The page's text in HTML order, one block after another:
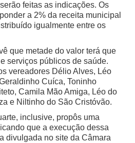
feitas as indicações. Os
a 2% da receita municipal
igualmente entre os
que metade do valor terá que
serviços públicos de saúde.
vereadores Délio Alves, Léo
Cuíca, Toninho
Camila Mão Amiga, Léo do
e Niltinho do São Cristóvão.
inclusive, propôs uma
que a execução dessa
divulgada no site da Câmara